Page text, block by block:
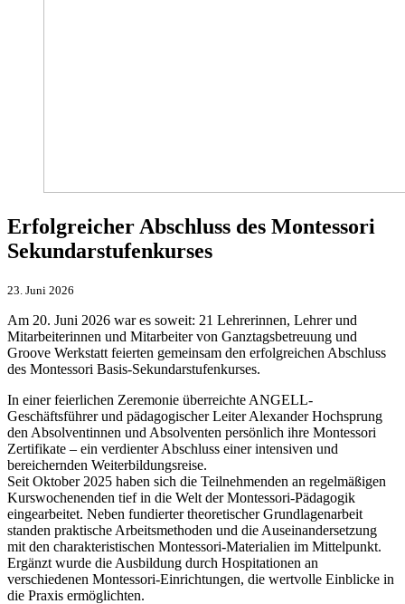
Erfolgreicher Abschluss des Montessori
Sekundarstufenkurses
23. Juni 2026
Am 20. Juni 2026 war es soweit: 21 Lehrerinnen, Lehrer und
Mitarbeiterinnen und Mitarbeiter von Ganztagsbetreuung und
Groove Werkstatt feierten gemeinsam den erfolgreichen Abschluss
des Montessori Basis-Sekundarstufenkurses.
In einer feierlichen Zeremonie überreichte ANGELL-
Geschäftsführer und pädagogischer Leiter Alexander Hochsprung
den Absolventinnen und Absolventen persönlich ihre Montessori
Zertifikate – ein verdienter Abschluss einer intensiven und
bereichernden Weiterbildungsreise.
Seit Oktober 2025 haben sich die Teilnehmenden an regelmäßigen
Kurswochenenden tief in die Welt der Montessori-Pädagogik
eingearbeitet. Neben fundierter theoretischer Grundlagenarbeit
standen praktische Arbeitsmethoden und die Auseinandersetzung
mit den charakteristischen Montessori-Materialien im Mittelpunkt.
Ergänzt wurde die Ausbildung durch Hospitationen an
verschiedenen Montessori-Einrichtungen, die wertvolle Einblicke in
die Praxis ermöglichten.